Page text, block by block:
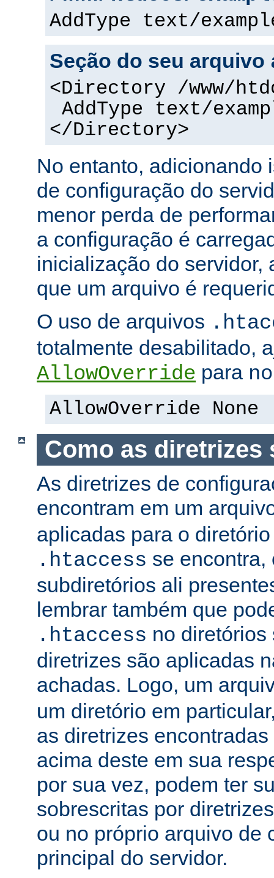
AddType text/
Seção do seu arquivo
<Directory /www/
AddType text/
</Directory>
No entanto, adicionando
de configuração do
menor perda de
a configuração é
inicialização do servidor,
que um arquivo é
O uso de arquivos
totalmente desabilitado,
AllowOverride para
AllowOverride None
Como as diretrizes
As diretrizes de
encontram em um
aplicadas para o
.htaccess se encontra,
subdiretórios ali
lembrar também que
.htaccess no diretórios
diretrizes são aplicadas
achadas. Logo, um
um diretório em
as diretrizes
acima deste em sua
por sua vez, podem ter
sobrescritas por
ou no próprio arquivo de
principal do servidor.